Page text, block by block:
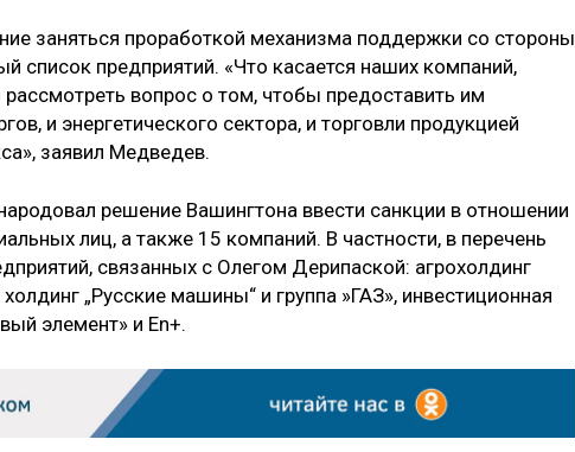
заняться проработкой механизма поддержки со стороны
список предприятий. «Что касается наших компаний,
вопрос о том, чтобы предоставить им
и энергетического сектора, и торговли продукцией
заявил Медведев.
решение Вашингтона ввести санкции в отношении
лиц, а также 15 компаний. В частности, в перечень
связанных с Олегом Дерипаской: агрохолдинг
„Русские машины“ и группа »ГАЗ», инвестиционная
элемент» и En+.